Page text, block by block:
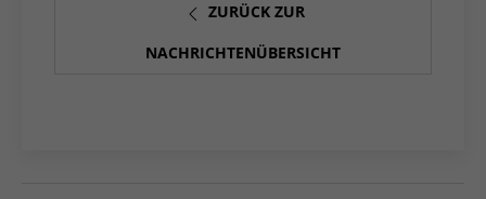
ZURÜCK ZUR
NACHRICHTENÜBERSICHT